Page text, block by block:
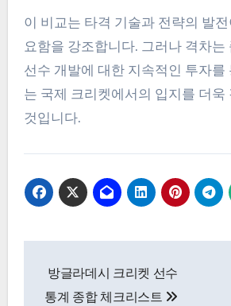
이 비교는 타격 기술과 전략의 발
요함을 강조합니다. 그러나 격차는
선수 개발에 대한 지속적인 투자를
는 국제 크리켓에서의 입지를 더욱
것입니다.
navigation
방글라데시 크리켓 선수
통계 종합 체크리스트